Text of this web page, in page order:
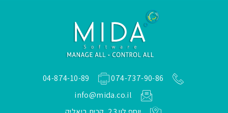
074-737-90-86
04-874-10-89
info@mida.co.il